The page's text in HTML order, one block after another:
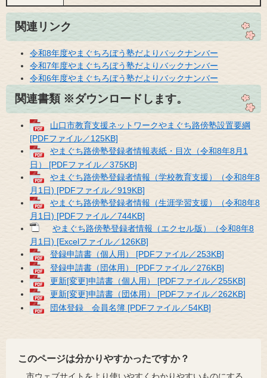
関連リンク
令和8年度やまぐちろぼう塾だよりバックナンバー
令和7年度やまぐちろぼう塾だよりバックナンバー
令和6年度やまぐちろぼう塾だよりバックナンバー
関連書類 ※ダウンロードします。
山口市教育支援ネットワークやまぐち路傍塾設置要綱
[PDFファイル／125KB]
やまぐち​路傍塾登録者情報表紙・目次（令和8年8月1
日） [PDFファイル／375KB]
やまぐち​路傍塾登録者情報（学校教育支援）（令和8年8
月1日) [PDFファイル／919KB]
やまぐち​路傍塾登録者情報（生涯学習支援）（令和8年8
月1日) [PDFファイル／744KB]
やまぐち​路傍塾登録者情報（エクセル版）（令和8年8
月1日) [Excelファイル／126KB]
登録申請書（個人用） [PDFファイル／253KB]
登録申請書（団体用） [PDFファイル／276KB]
更新[変更]申請書（個人用） [PDFファイル／255KB]
更新[変更]申請書（団体用） [PDFファイル／262KB]
団体登録 会員名簿 [PDFファイル／54KB]
このページは分かりやすかったですか？